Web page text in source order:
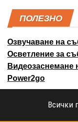
ПОЛЕЗНО
Озвучаване на
Осветление за
Видеозаснемане
Power2go
Всички